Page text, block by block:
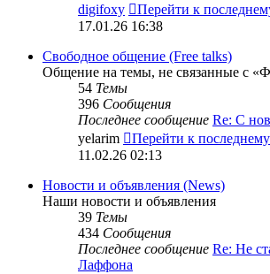
digifoxy
Перейти к
17.01.26 16:38
Свободное общение (Free talks)
Общение на темы, не связанные с
54 Темы
396 Сообщения
Последнее сообщение Re: С
yelarim
Перейти к
11.02.26 02:13
Новости и объявления (News)
Наши новости и объявления
39 Темы
434 Сообщения
Последнее сообщение Re: Не
Лаффона